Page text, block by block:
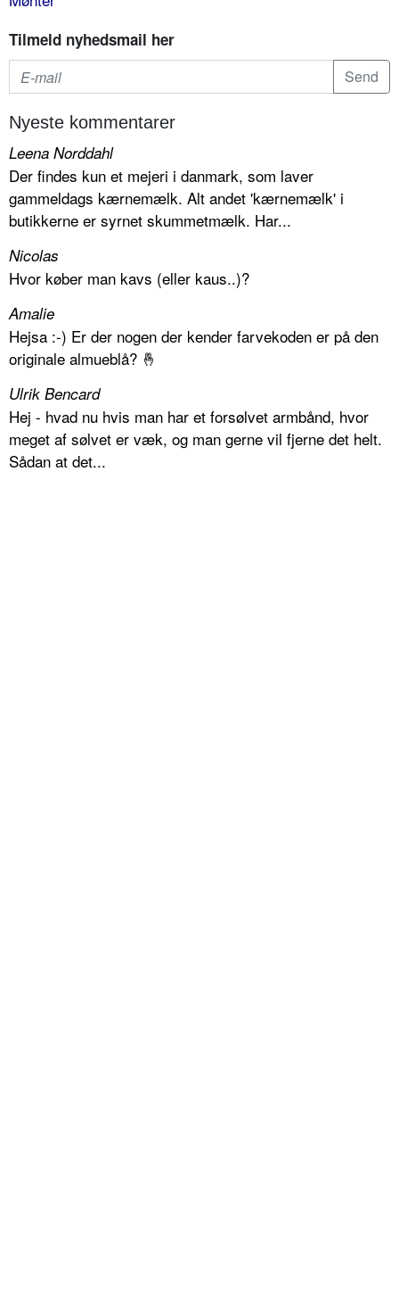
Tilmeld nyhedsmail her
Nyeste kommentarer
Leena Norddahl
Der findes kun et mejeri i danmark, som laver
gammeldags kærnemælk. Alt andet 'kærnemælk' i
butikkerne er syrnet skummetmælk. Har...
Nicolas
Hvor køber man kavs (eller kaus..)?
Amalie
Hejsa :-) Er der nogen der kender farvekoden er på den
originale almueblå? 🤞
Ulrik Bencard
Hej - hvad nu hvis man har et forsølvet armbånd, hvor
meget af sølvet er væk, og man gerne vil fjerne det helt.
Sådan at det...